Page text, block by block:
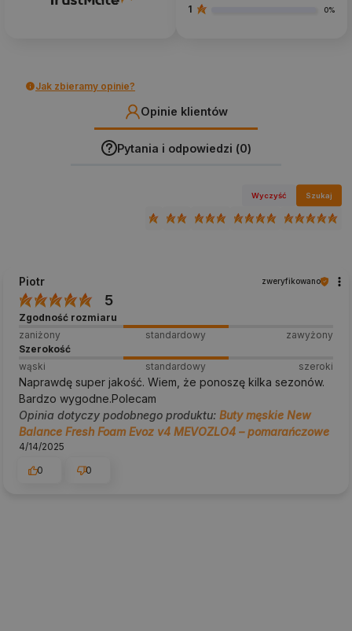
1 0%
Jak zbieramy opinie?
Opinie klientów
Pytania i odpowiedzi (0)
Wyczyść Szukaj
Piotr zweryfikowano
5
Zgodność rozmiaru
zaniżony
standardowy
zawyżony
Szerokość
wąski
standardowy szeroki
Naprawdę super jakość. Wiem, że ponoszę kilka sezonów.
Bardzo wygodne.Polecam
Opinia dotyczy podobnego produktu: Buty męskie New
Balance Fresh Foam Evoz v4 MEVOZLO4 – pomarańczowe
4/14/2025
0
0